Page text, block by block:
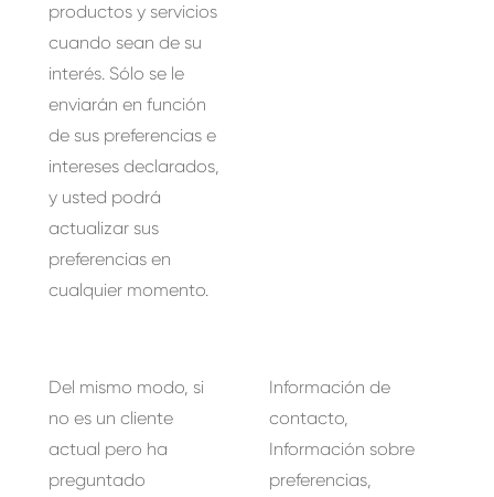
productos y servicios
cuando sean de su
interés. Sólo se le
enviarán en función
de sus preferencias e
intereses declarados,
y usted podrá
actualizar sus
preferencias en
cualquier momento.
Del mismo modo, si
no es un cliente
actual pero ha
preguntado
Información de
contacto,
Información sobre
preferencias,